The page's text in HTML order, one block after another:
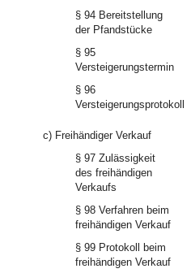
§ 94 Bereitstellung
der Pfandstücke
§ 95
Versteigerungstermin
§ 96
Versteigerungsprotokoll
c) Freihändiger Verkauf
§ 97 Zulässigkeit
des freihändigen
Verkaufs
§ 98 Verfahren beim
freihändigen Verkauf
§ 99 Protokoll beim
freihändigen Verkauf